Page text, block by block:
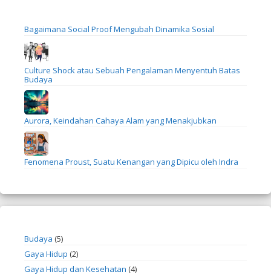
Bagaimana Social Proof Mengubah Dinamika Sosial
Culture Shock atau Sebuah Pengalaman Menyentuh Batas
Budaya
Aurora, Keindahan Cahaya Alam yang Menakjubkan
Fenomena Proust, Suatu Kenangan yang Dipicu oleh Indra
Budaya (5)
Gaya Hidup (2)
Gaya Hidup dan Kesehatan (4)